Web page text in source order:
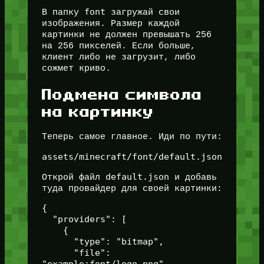
В папку font загружай свои
изображения. Размер каждой
картинки не должен превышать 256
на 256 пикселей. Если больше,
клиент либо не загрузит, либо
сожмет криво.
Подмена символа
на картинку
Теперь самое главное. Иди по пути:
assets/minecraft/font/default.json
Открой файл default.json и добавь
туда провайдер для своей картинки:
{